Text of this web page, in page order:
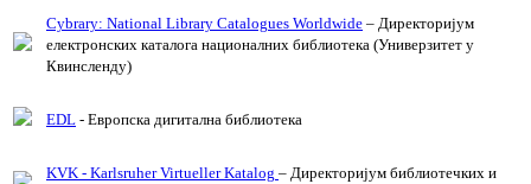
Cybrary: National Library Catalogues Worldwide – Директоријум
електронских каталога националних библиотека (Универзитет у
Квинсленду)
EDL - Европска дигитална библиотека
KVK - Karlsruher Virtueller Katalog – Директоријум библиотечких и